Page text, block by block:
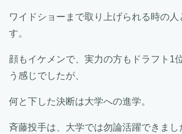
ワイドショーまで取り上げられる時の
す。
顔もイケメンで、実力の方もドラフト1
う感じでしたが、
何と下した決断は大学への進学。
斉藤投手は、大学では勿論活躍できま